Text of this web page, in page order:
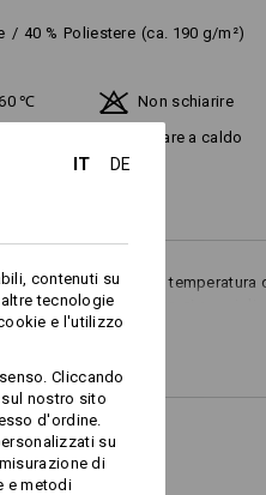
/ 40 % Poliestere (ca. 190 g/m²)
℃
Non schiarire
Stirare a caldo
è lavabile fino ad una temperatura
il lavaggio domestico si consiglia
IT DE
contenuti su
tecnologie
e l'utilizzo
Cliccando
nostro sito
d'ordine.
su
di
e metodi